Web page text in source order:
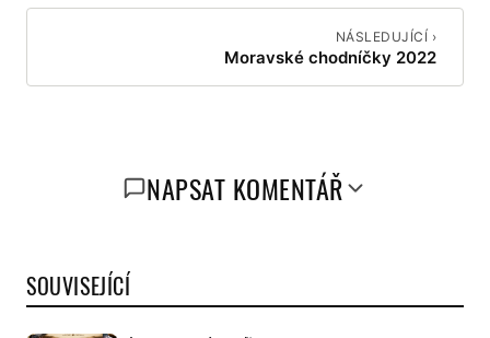
NÁSLEDUJÍCÍ ›
Moravské chodníčky 2022
NAPSAT KOMENTÁŘ
SOUVISEJÍCÍ